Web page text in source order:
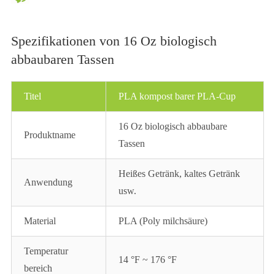
Spezifikationen von 16 Oz biologisch
abbaubaren Tassen
Titel PLA kompost barer PLA-Cup
Produktname
16 Oz biologisch abbaubare
Tassen
Anwendung
Heißes Getränk, kaltes Getränk
usw.
Material PLA (Poly milchsäure)
Temperatur
bereich
14 °F ~ 176 °F